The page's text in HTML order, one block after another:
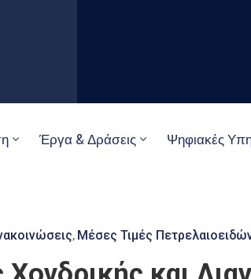
Έργα & Δράσεις Ψηφιακές
‚ Μέσες Τιμές